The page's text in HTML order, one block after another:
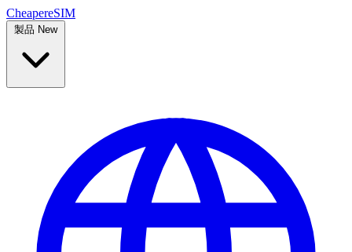
CheapereSIM
製品 New